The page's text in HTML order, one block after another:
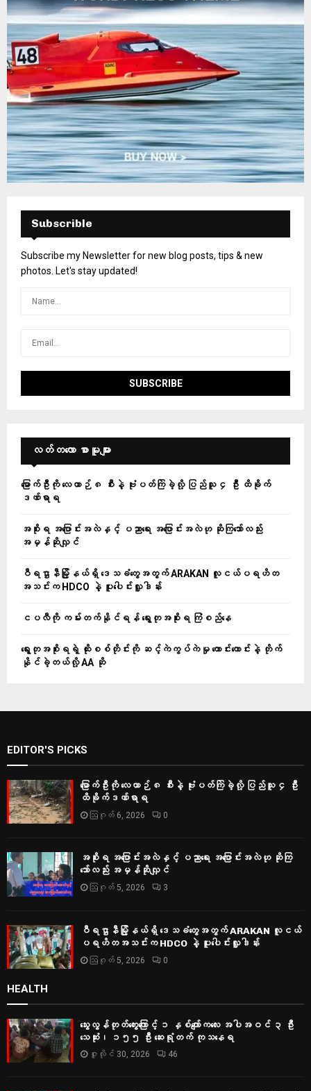
Subscrible
Subscribe my Newsletter for new blog posts, tips & new
photos. Let's stay updated!
လတ်တ‌လော စာမူများ
မြောက်ဦးကို လေယာဉ် ၈ စီးနဲ့ ဗုံးပတ်ကြဲခဲ့လို့ ပြည်သူ ၄ ဦး ထိခိုက်
ဒဏ်ရာရ
အစိုးရ အပြောင်းအလဲနှင့် ပညာရေး အပြောင်းအလဲဟု ဆိုကြသော်လည်း
အမှန်ဆိုလျှင်
ဝီရဌာနီမြို့နယ်ရှိ‌ ဒေသခံတွေအတွက် ARAKAN လူငယ်ပရဟိတ
အသင်းက HDCO နဲ့ ပူးပေါင်းလှူဒါန်း
ငပလီကို ကမ်းတက်နိုင်ရန် ရွေးတုအစိုးရ ကြံစည်နေ
ရွေးတုအစိုးရရဲ့ ထိုးစစ်တိုင်းကို ဆင့်ကဲကွပ်ကဲမှု ကောင်းကောင်းနဲ့ တိုက်
နိုင်ခဲ့တယ်လို့ AA ဆို
EDITOR'S PICKS
မြောက်ဦးကို လေယာဉ် ၈ စီးနဲ့ ဗုံးပတ်ကြဲခဲ့လို့ ပြည်သူ ၄ ဦး
ထိခိုက်ဒဏ်ရာရ
ဩဂုတ် 6, 2026 0
အစိုးရ အပြောင်းအလဲနှင့် ပညာရေး အပြောင်းအလဲဟု ဆိုကြ
သော်လည်း အမှန်ဆိုလျှင်
ဩဂုတ် 5, 2026 3
ဝီရဌာနီမြို့နယ်ရှိ‌ ဒေသခံတွေအတွက် ARAKAN လူငယ်
ပရဟိတအသင်းက HDCO နဲ့ ပူးပေါင်းလှူဒါန်း
ဩဂုတ် 5, 2026 0
HEALTH
သွေးလွန်တုတ်ကွေးကြောင့် ၁ နှစ်ကျော်ကလေး အပါအဝင် ၃ ဦး
သေဆုံး၊ ၁၅၅ ဦး ဆေးရုံတက် ကုသနေရ
ဇူလိုင် 30, 2026 46